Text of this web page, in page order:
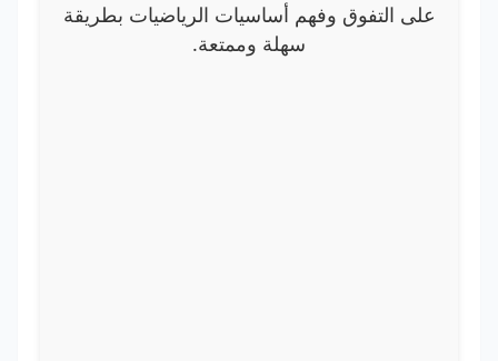
على التفوق وفهم أساسيات الرياضيات بطريقة
سهلة وممتعة.